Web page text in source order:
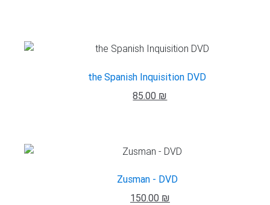
the Spanish Inquisition DVD
85.00 ₪
Zusman - DVD
150.00 ₪